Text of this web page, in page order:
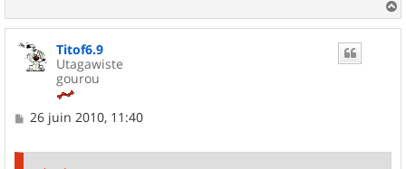
a
Titof6.9
Utagawiste
gourou
M
26 juin 2010, 11:40